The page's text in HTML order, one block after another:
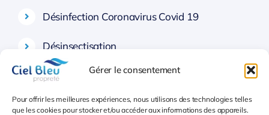
Gérer le consentement
Pour offrir les meilleures expériences, nous utilisons des technologies telles
que les cookies pour stocker et/ou accéder aux informations des appareils.
Désinfection Coronavirus Covid 19
Désinsectisation
Dératisation Toulon, traitement des nuisibles
Débarras et évacuation des locaux